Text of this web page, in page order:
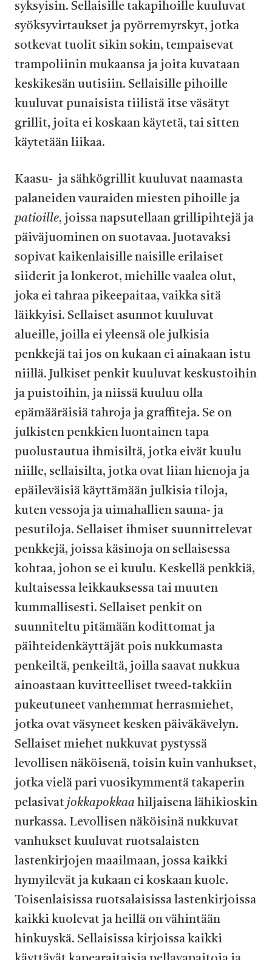
syksyisin. Sellaisille takapihoille kuuluvat
syöksyvirtaukset ja pyörremyrskyt, jotka
sotkevat tuolit sikin sokin, tempaisevat
trampoliinin mukaansa ja joita kuvataan
keskikesän uutisiin. Sellaisille pihoille
kuuluvat punaisista tiilistä itse väsätyt
grillit, joita ei koskaan käytetä, tai sitten
käytetään liikaa.
Kaasu- ja sähkögrillit kuuluvat naamasta
palaneiden vauraiden miesten pihoille ja
patioille, joissa napsutellaan grillipihtejä ja
päiväjuominen on suotavaa. Juotavaksi
sopivat kaikenlaisille naisille erilaiset
siiderit ja lonkerot, miehille vaalea olut,
joka ei tahraa pikeepaitaa, vaikka sitä
läikkyisi. Sellaiset asunnot kuuluvat
alueille, joilla ei yleensä ole julkisia
penkkejä tai jos on kukaan ei ainakaan istu
niillä. Julkiset penkit kuuluvat keskustoihin
ja puistoihin, ja niissä kuuluu olla
epämääräisiä tahroja ja graffiteja. Se on
julkisten penkkien luontainen tapa
puolustautua ihmisiltä, jotka eivät kuulu
niille, sellaisilta, jotka ovat liian hienoja ja
epäileväisiä käyttämään julkisia tiloja,
kuten vessoja ja uimahallien sauna- ja
pesutiloja. Sellaiset ihmiset suunnittelevat
penkkejä, joissa käsinoja on sellaisessa
kohtaa, johon se ei kuulu. Keskellä penkkiä,
kultaisessa leikkauksessa tai muuten
kummallisesti. Sellaiset penkit on
suunniteltu pitämään kodittomat ja
päihteidenkäyttäjät pois nukkumasta
penkeiltä, penkeiltä, joilla saavat nukkua
ainoastaan kuvitteelliset tweed-takkiin
pukeutuneet vanhemmat herrasmiehet,
jotka ovat väsyneet kesken päiväkävelyn.
Sellaiset miehet nukkuvat pystyssä
levollisen näköisenä, toisin kuin vanhukset,
jotka vielä pari vuosikymmentä takaperin
pelasivat jokkapokkaa hiljaisena lähikioskin
nurkassa. Levollisen näköisinä nukkuvat
vanhukset kuuluvat ruotsalaisten
lastenkirjojen maailmaan, jossa kaikki
hymyilevät ja kukaan ei koskaan kuole.
Toisenlaisissa ruotsalaisissa lastenkirjoissa
kaikki kuolevat ja heillä on vähintään
hinkuyskä. Sellaisissa kirjoissa kaikki